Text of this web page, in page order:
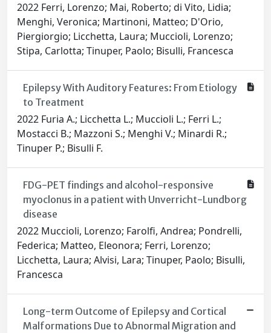
2022 Ferri, Lorenzo; Mai, Roberto; di Vito, Lidia;
Menghi, Veronica; Martinoni, Matteo; D'Orio,
Piergiorgio; Licchetta, Laura; Muccioli, Lorenzo;
Stipa, Carlotta; Tinuper, Paolo; Bisulli, Francesca
Epilepsy With Auditory Features: From Etiology
to Treatment
2022 Furia A.; Licchetta L.; Muccioli L.; Ferri L.;
Mostacci B.; Mazzoni S.; Menghi V.; Minardi R.;
Tinuper P.; Bisulli F.
FDG-PET findings and alcohol-responsive
myoclonus in a patient with Unverricht-Lundborg
disease
2022 Muccioli, Lorenzo; Farolfi, Andrea; Pondrelli,
Federica; Matteo, Eleonora; Ferri, Lorenzo;
Licchetta, Laura; Alvisi, Lara; Tinuper, Paolo; Bisulli,
Francesca
Long-term Outcome of Epilepsy and Cortical
Malformations Due to Abnormal Migration and